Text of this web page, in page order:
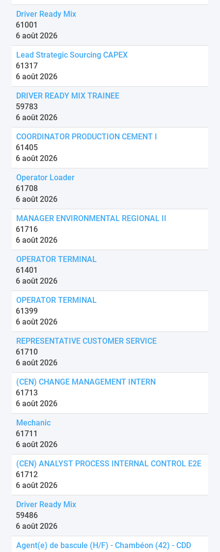
Driver Ready Mix
61001
6 août 2026
Lead Strategic Sourcing CAPEX
61317
6 août 2026
DRIVER READY MIX TRAINEE
59783
6 août 2026
COORDINATOR PRODUCTION CEMENT I
61405
6 août 2026
Operator Loader
61708
6 août 2026
MANAGER ENVIRONMENTAL REGIONAL II
61716
6 août 2026
OPERATOR TERMINAL
61401
6 août 2026
OPERATOR TERMINAL
61399
6 août 2026
REPRESENTATIVE CUSTOMER SERVICE
61710
6 août 2026
(CEN) CHANGE MANAGEMENT INTERN
61713
6 août 2026
Mechanic
61711
6 août 2026
(CEN) ANALYST PROCESS INTERNAL CONTROL E2E
61712
6 août 2026
Driver Ready Mix
59486
6 août 2026
Agent(e) de bascule (H/F) - Chambéon (42) - CDD